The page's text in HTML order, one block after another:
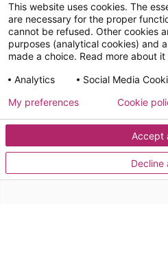
Revue de
Cas
ConditionsPolitique de
juridiques
Ce site est développé par Adeliom et
pour le compte
This website uses cookies. The
are necessary for the proper
cannot be refused. Other cookies
purposes (analytical cookies) and
made a choice. Read more about
Analytics
Social Media
Accept
Decline
My preferences Cookie